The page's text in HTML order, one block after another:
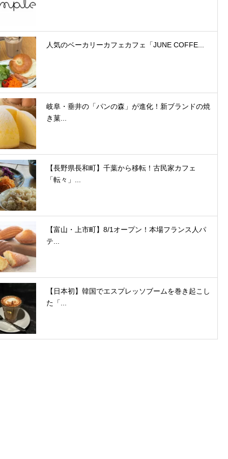
人気のベーカリーカフェカフェ「JUNE COFFE...
岐阜・垂井の「パンの森」が進化！新ブランドの焼
き菓...
【長野県長和町】千葉から移転！古民家カフェ
「転々」...
【富山・上市町】8/1オープン！本場フランス人パ
テ...
【日本初】韓国でエスプレッソブームを巻き起こし
た「...